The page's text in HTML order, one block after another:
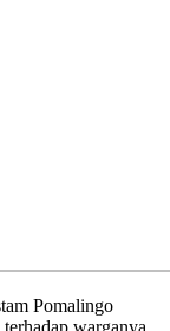
Pomalingo
warganya